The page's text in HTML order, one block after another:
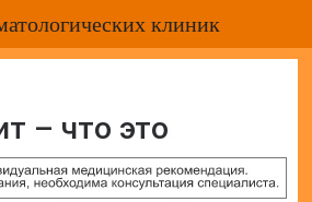
клиник
– что это